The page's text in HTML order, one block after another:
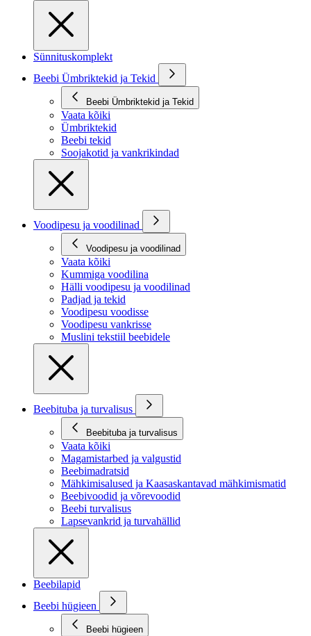
Sünnituskomplekt
Beebi Ümbriktekid ja Tekid
Beebi Ümbriktekid ja Tekid
Vaata kõiki
Ümbriktekid
Beebi tekid
Soojakotid ja vankrikindad
Voodipesu ja voodilinad
Voodipesu ja voodilinad
Vaata kõiki
Kummiga voodilina
Hälli voodipesu ja voodilinad
Padjad ja tekid
Voodipesu voodisse
Voodipesu vankrisse
Muslini tekstiil beebidele
Beebituba ja turvalisus
Beebituba ja turvalisus
Vaata kõiki
Magamistarbed ja valgustid
Beebimadratsid
Mähkimisalused ja Kaasaskantavad mähkimismatid
Beebivoodid ja võrevoodid
Beebi turvalisus
Lapsevankrid ja turvahällid
Beebilapid
Beebi hügieen
Beebi hügieen